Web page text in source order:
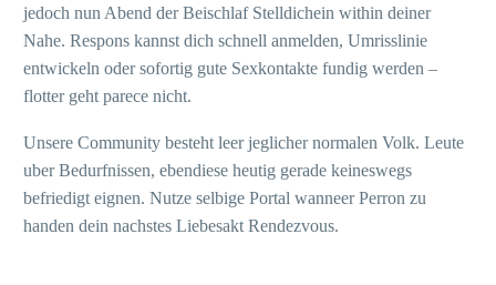
jedoch nun Abend der Beischlaf Stelldichein within deiner
Nahe. Respons kannst dich schnell anmelden, Umrisslinie
entwickeln oder sofortig gute Sexkontakte fundig werden –
flotter geht parece nicht.
Unsere Community besteht leer jeglicher normalen Volk. Leute
uber Bedurfnissen, ebendiese heutig gerade keineswegs
befriedigt eignen. Nutze selbige Portal wanneer Perron zu
handen dein nachstes Liebesakt Rendezvous.